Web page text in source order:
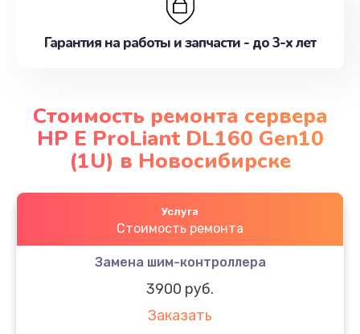
Гарантия на работы и запчасти - до 3-х лет
Стоимость ремонта сервера
HP E ProLiant DL160 Gen10
(1U) в Новосибирске
Услуга
Стоимость ремонта
Замена шим-контроллера
3900 руб.
Заказать